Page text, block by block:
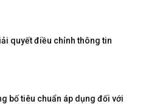
quyết điều chỉnh thông tin
bố tiêu chuẩn áp dụng đối với